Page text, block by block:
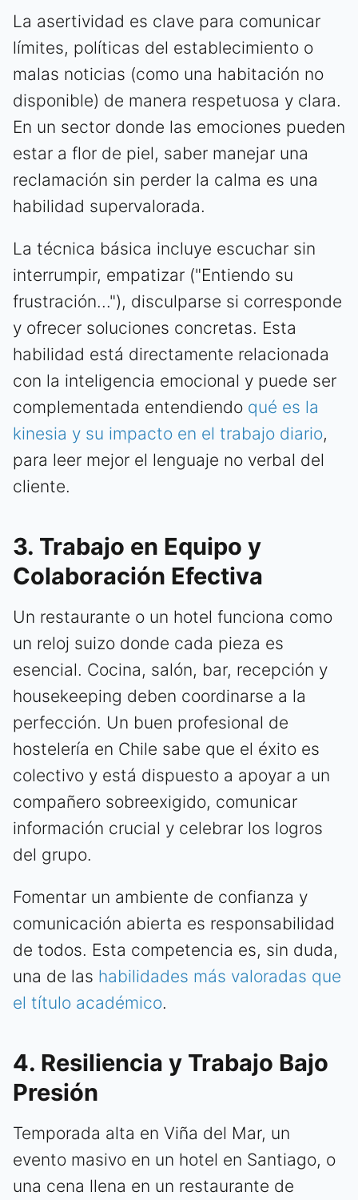
La asertividad es clave para comunicar
límites, políticas del establecimiento o
malas noticias (como una habitación no
disponible) de manera respetuosa y clara.
En un sector donde las emociones pueden
estar a flor de piel, saber manejar una
reclamación sin perder la calma es una
habilidad supervalorada.
La técnica básica incluye escuchar sin
interrumpir, empatizar ("Entiendo su
frustración..."), disculparse si corresponde
y ofrecer soluciones concretas. Esta
habilidad está directamente relacionada
con la inteligencia emocional y puede ser
complementada entendiendo qué es la
kinesia y su impacto en el trabajo diario,
para leer mejor el lenguaje no verbal del
cliente.
3. Trabajo en Equipo y
Colaboración Efectiva
Un restaurante o un hotel funciona como
un reloj suizo donde cada pieza es
esencial. Cocina, salón, bar, recepción y
housekeeping deben coordinarse a la
perfección. Un buen profesional de
hostelería en Chile sabe que el éxito es
colectivo y está dispuesto a apoyar a un
compañero sobreexigido, comunicar
información crucial y celebrar los logros
del grupo.
Fomentar un ambiente de confianza y
comunicación abierta es responsabilidad
de todos. Esta competencia es, sin duda,
una de las habilidades más valoradas que
el título académico.
4. Resiliencia y Trabajo Bajo
Presión
Temporada alta en Viña del Mar, un
evento masivo en un hotel en Santiago, o
una cena llena en un restaurante de